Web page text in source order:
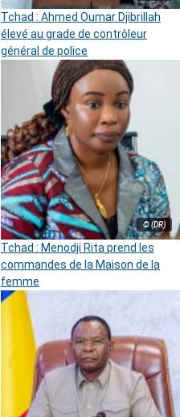
Tchad : Ahmed Oumar Djibrillah
élevé au grade de contrôleur
général de police
© (DR)
Tchad : Menodji Rita prend les
commandes de la Maison de la
femme